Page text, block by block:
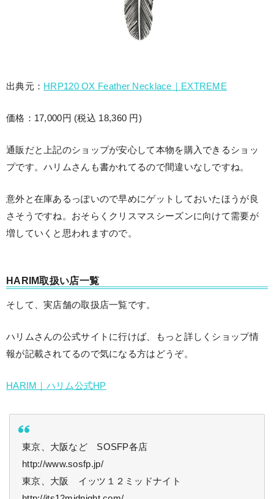
出典元： HRP120 OX Feather Necklace｜EXTREME
価格：17,000円 (税込 18,360 円)
通販だと上記のショップが安心して本物を購入できるショッ
プです。ハリムさんも書かれてるので間違いなしですね。
意外と在庫あるっぽいので早めにゲットしておいたほうが良
さそうですね。おそらくクリスマスシーズンに向けて需要が
増していくと思われますので。
HARIM取扱い店一覧
そして、実店舗の取扱店一覧です。
ハリムさんの公式サイトに行けば、もっと詳しくショップ情
報が記載されてるので気になる方はどうぞ。
HARIM｜ハリム公式HP
東京、大阪など SOSFP各店
http://www.sosfp.jp/
東京、大阪 イッツ１２ミッドナイト